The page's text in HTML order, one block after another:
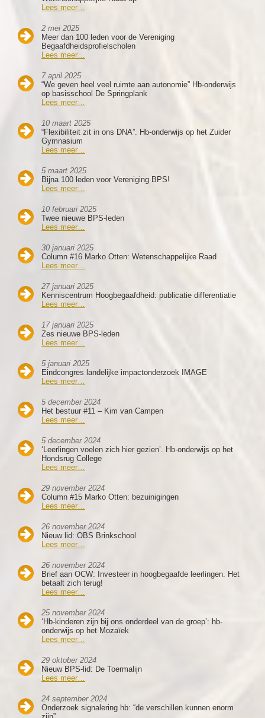
Lees meer…
2 mei 2025
Meer dan 100 leden voor de Vereniging
Begaafdheidsprofielscholen
Lees meer…
7 april 2025
“We geven heel veel ruimte aan autonomie” Hb-onderwijs
op basisschool De Springplank
Lees meer…
10 maart 2025
“Flexibiliteit zit in ons DNA”. Hb-onderwijs op het Zuider
Gymnasium
Lees meer…
5 maart 2025
Bijna 100 leden voor Vereniging BPS!
Lees meer…
10 februari 2025
Twee nieuwe BPS-leden
Lees meer…
30 januari 2025
Column #16 Marko Otten: Wetenschappelijke Raad
Lees meer…
27 januari 2025
Kenniscentrum Hoogbegaafdheid: publicatie differentiatie
Lees meer…
17 januari 2025
Zes nieuwe BPS-leden
Lees meer…
5 januari 2025
Eindcongres landelijke impactonderzoek IMAGE
Lees meer…
5 december 2024
Het bestuur #11 – Kim van Campen
Lees meer…
5 december 2024
‘Leerlingen voelen zich hier gezien’. Hb-onderwijs op het
Hondsrug College
Lees meer…
29 november 2024
Column #15 Marko Otten: bezuinigingen
Lees meer…
26 november 2024
Nieuw lid: OBS Brinkschool
Lees meer…
26 november 2024
Brief aan OCW: Investeer in hoogbegaafde leerlingen. Het
betaalt zich terug!
Lees meer…
25 november 2024
‘Hb-kinderen zijn bij ons onderdeel van de groep’: hb-
onderwijs op het Mozaïek
Lees meer…
29 oktober 2024
Nieuw BPS-lid: De Toermalijn
Lees meer…
24 september 2024
Onderzoek signalering hb: “de verschillen kunnen enorm